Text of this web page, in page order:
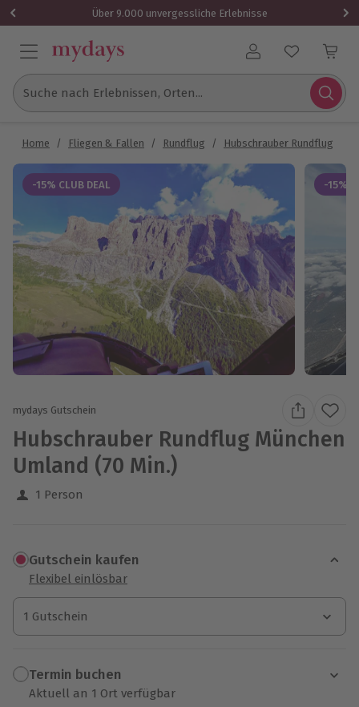
Über 9.000 unvergessliche Erlebnisse
Benutzerkonto
Suche nach Erlebnissen, Orten...
Home / Fliegen & Fallen / Rundflug / Hubschrauber Rundflug
-15% CLUB DEAL -15%
mydays Gutschein
Hubschrauber Rundflug München
Umland (70 Min.)
1 Person
Gutschein kaufen
Flexibel einlösbar
1 Gutschein
1 Gutschein
1 Gutschein
Termin buchen
Aktuell an 1 Ort verfügbar